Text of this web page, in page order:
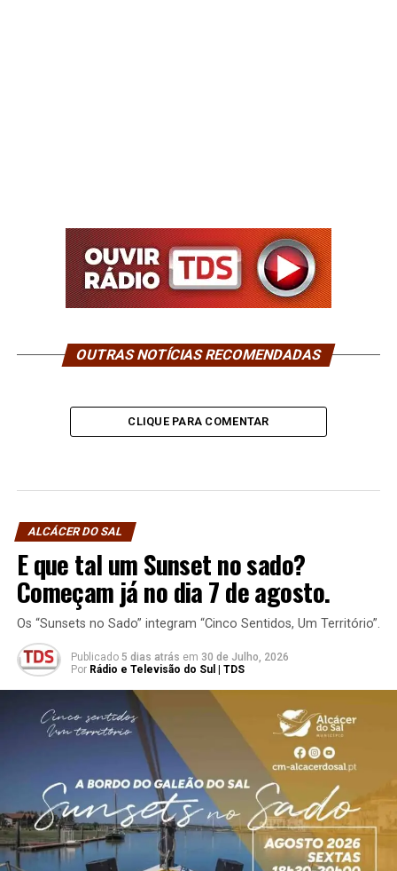
OUTRAS NOTÍCIAS RECOMENDADAS
CLIQUE PARA COMENTAR
ALCÁCER DO SAL
E que tal um Sunset no sado?
Começam já no dia 7 de agosto.
Os “Sunsets no Sado” integram “Cinco Sentidos, Um Território”.
Publicado 5 dias atrás em 30 de Julho, 2026
Por Rádio e Televisão do Sul | TDS